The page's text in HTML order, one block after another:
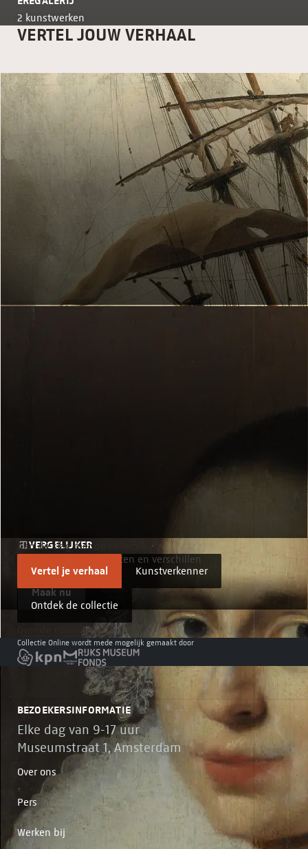
2 kunstwerken
VERTEL JOUW VERHAAL
KUNSTVERKENNER
VERGELIJKER
Vergelijk overeenkomsten en verschillen
Maak nu
Aan de slag met de collectie:
Vertel je verhaal Kunstverkenner
Ontdek de collectie
Over de collectie
Collectie Online wordt mede mogelijk gemaakt door
BEZOEKERSINFORMATIE
Elke dag van 9-17 uur
Museumstraat 1, Amsterdam
Over ons
Pers
Werken bij